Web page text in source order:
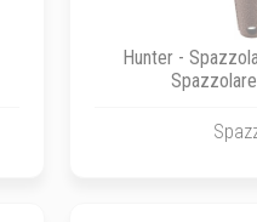
Hunter -